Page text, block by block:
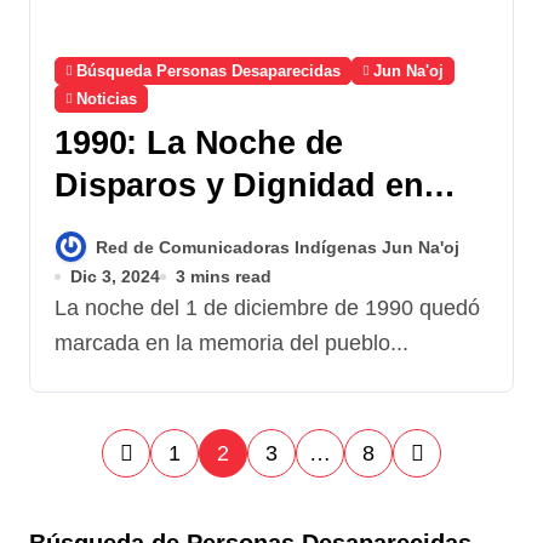
Búsqueda Personas Desaparecidas
Jun Na'oj
Noticias
1990: La Noche de
Disparos y Dignidad en
Santiago Atitlán
Red de Comunicadoras Indígenas Jun Na'oj
Dic 3, 2024
3 mins read
La noche del 1 de diciembre de 1990 quedó
marcada en la memoria del pueblo...
P
1 2 3 … 8